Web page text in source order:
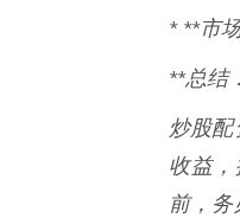
* **市
**总结
炒股
收益
前，